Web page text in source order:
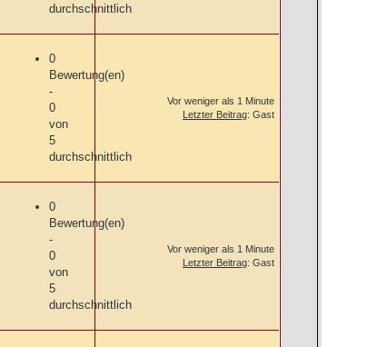
durchschnittlich
0
Bewertung(en)
-
0
von
5
durchschnittlich
Vor weniger als 1 Minute
Letzter Beitrag: Gast
0
Bewertung(en)
-
0
von
5
durchschnittlich
Vor weniger als 1 Minute
Letzter Beitrag: Gast